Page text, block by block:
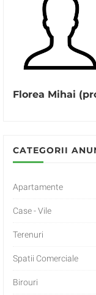
Florea Mihai
CATEGORII
Apartamente
Case - Vile
Terenuri
Spatii Comerciale
Birouri